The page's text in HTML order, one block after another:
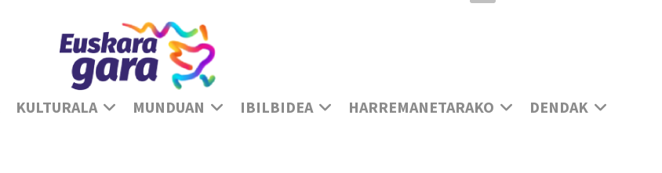
KULTURALA MUNDUAN IBILBIDEA HARREMANETARAKO
DENDAK